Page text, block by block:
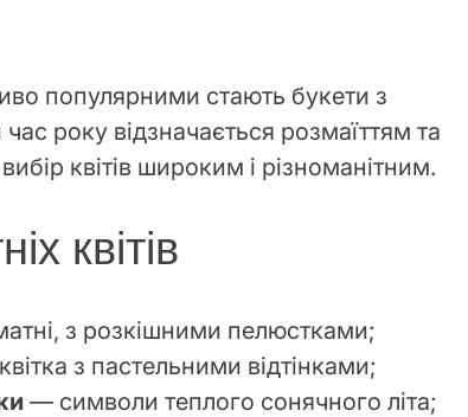
популярними стають букети з
року відзначається розмаїттям та
квітів широким і різноманітним.
квітів
з розкішними пелюстками;
з пастельними відтінками;
— символи теплого сонячного літа;